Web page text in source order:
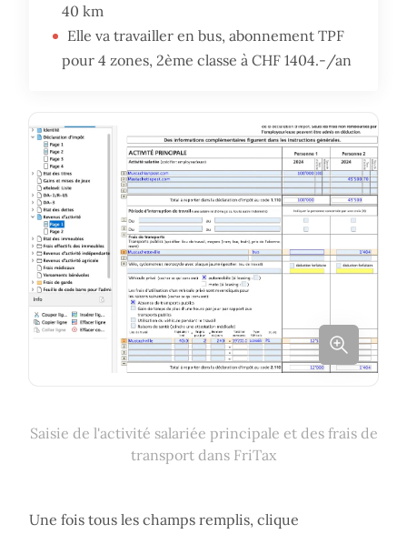
40 km
Elle va travailler en bus, abonnement TPF
pour 4 zones, 2ème classe à CHF 1404.-/an
Saisie de l'activité salariée principale et des frais de
transport dans FriTax
Une fois tous les champs remplis, clique